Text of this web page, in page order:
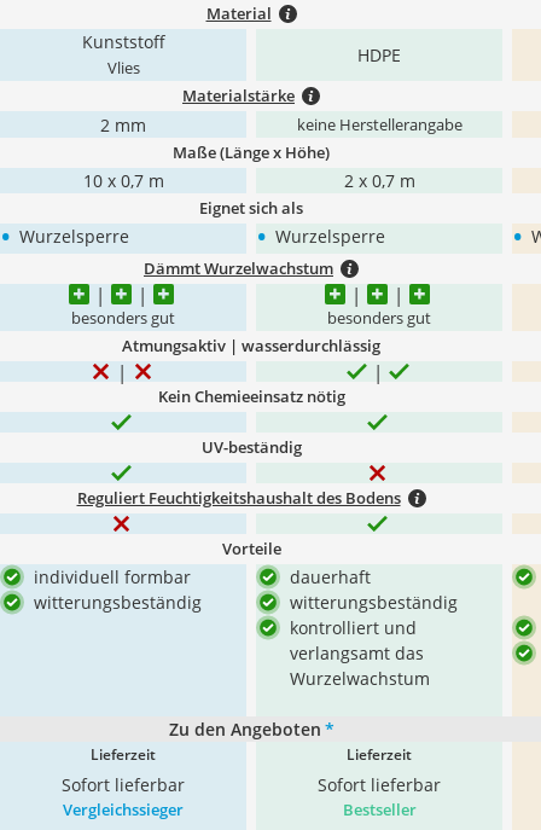
Material
Kunststoff
Vlies
HDPE
Materialstärke
2 mm keine Herstellerangabe
Maße (Länge x Höhe)
10 x 0,7 m 2 x 0,7 m
Eignet sich als
• Wurzelsperre • Wurzelsperre •
Dämmt Wurzelwachstum
besonders gut besonders gut
Atmungsaktiv | wasserdurchlässig
Kein Chemieeinsatz nötig
UV-beständig
Reguliert Feuchtigkeitshaushalt des Bodens
Vorteile
individuell formbar
witterungsbeständig
dauerhaft
witterungsbeständig
kontrolliert und
verlangsamt das
Wurzelwachstum
Zu den Angeboten *
Lieferzeit
Sofort lieferbar
Lieferzeit
Sofort lieferbar
Vergleichssieger Bestseller